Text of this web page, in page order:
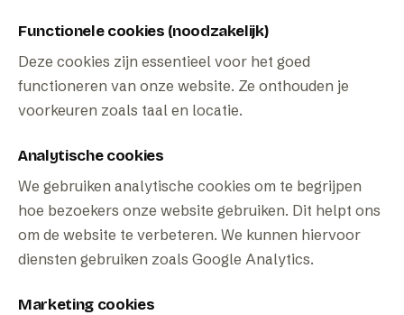
Functionele cookies (noodzakelijk)
Deze cookies zijn essentieel voor het goed
functioneren van onze website. Ze onthouden je
voorkeuren zoals taal en locatie.
Analytische cookies
We gebruiken analytische cookies om te begrijpen
hoe bezoekers onze website gebruiken. Dit helpt ons
om de website te verbeteren. We kunnen hiervoor
diensten gebruiken zoals Google Analytics.
Marketing cookies